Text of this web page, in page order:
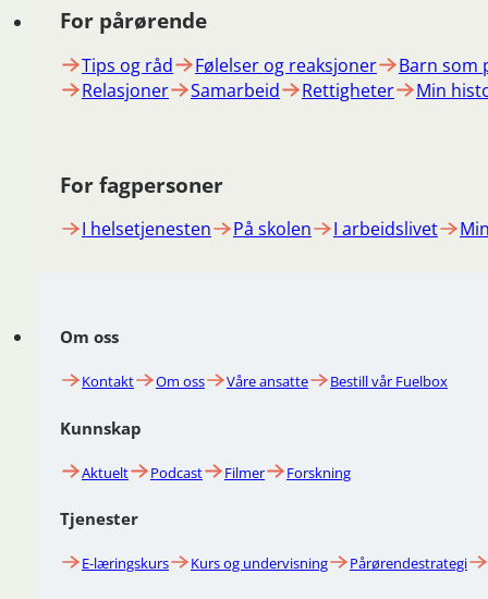
For pårørende
Tips og råd Følelser og reaksjoner
Barn som
Relasjoner
Samarbeid Rettigheter Min
For fagpersoner
I helsetjenesten På skolen I arbeidslivet
Om oss
Kontakt Om oss Våre ansatte Bestill vår Fuelbox
Kunnskap
Aktuelt Podcast Filmer Forskning
Tjenester
E-læringskurs Kurs og undervisning Pårørendestrategi